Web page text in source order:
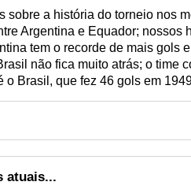
sobre a história do torneio nos
Argentina e Equador; nossos
tem o recorde de mais gols
não fica muito atrás; o time
o Brasil, que fez 46 gols em
atuais...